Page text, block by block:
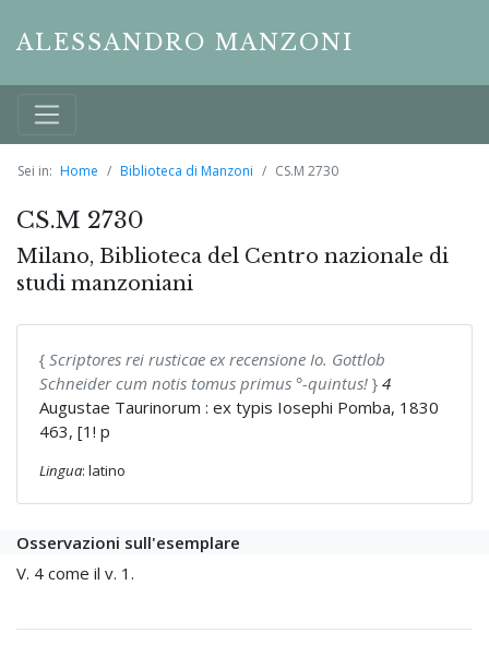
ALESSANDRO MANZONI
Sei in: Home Biblioteca di Manzoni CS.M 2730
CS.M 2730
Milano, Biblioteca del Centro nazionale di
studi manzoniani
{ Scriptores rei rusticae ex recensione Io. Gottlob
Schneider cum notis tomus primus °-quintus! } 4
Augustae Taurinorum : ex typis Iosephi Pomba, 1830
463, [1! p
Lingua: latino
Osservazioni sull'esemplare
V. 4 come il v. 1.